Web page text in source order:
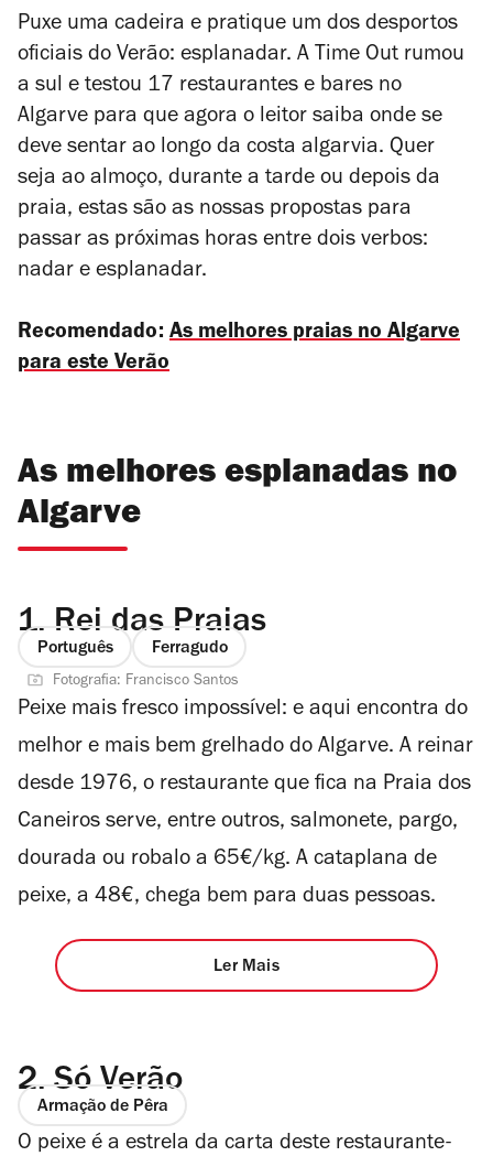
Puxe uma cadeira e pratique um dos desportos
oficiais do Verão: esplanadar. A Time Out rumou
a sul e testou 17 restaurantes e bares no
Algarve para que agora o leitor saiba onde se
deve sentar ao longo da costa algarvia. Quer
seja ao almoço, durante a tarde ou depois da
praia, estas são as nossas propostas para
passar as próximas horas entre dois verbos:
nadar e esplanadar.
Recomendado: As melhores praias no Algarve
para este Verão
As melhores esplanadas no
Algarve
1. Rei das Praias
Português Ferragudo
Fotografia: Francisco Santos
Peixe mais fresco impossível: e aqui encontra do
melhor e mais bem grelhado do Algarve. A reinar
desde 1976, o restaurante que fica na Praia dos
Caneiros serve, entre outros, salmonete, pargo,
dourada ou robalo a 65€/kg. A cataplana de
peixe, a 48€, chega bem para duas pessoas.
Ler Mais
2. Só Verão
Armação de Pêra
O peixe é a estrela da carta deste restaurante-